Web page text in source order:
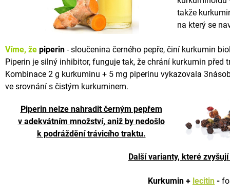
takže
na který se
Víme, že piperin - sloučenina černého pepře, činí kurkumin
Piperin je silný inhibitor, funguje tak, že chrání kurkumin
Kombinace 2 g kurkuminu + 5 mg piperinu vykazovala
ve srovnání s čistým kurkuminem.
Piperin nelze nahradit černým pepřem
v adekvátním množství, aniž by nedošlo
k podráždění trávicího traktu.
Další varianty, které
Kurkumin + lecitin -